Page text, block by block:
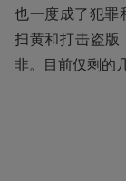
也一度成了犯罪
扫黄和打击盗版
非。目前仅剩的